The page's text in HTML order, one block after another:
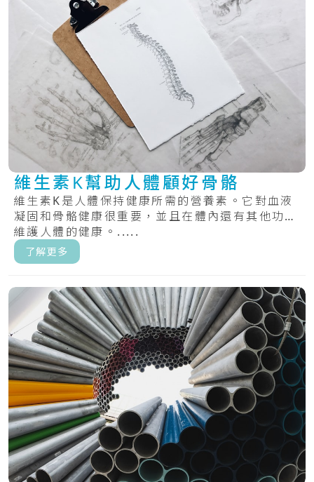
維生素K幫助人體顧好骨骼
維生素K是人體保持健康所需的營養素。它對血液
凝固和骨骼健康很重要，並且在體內還有其他功能
維護人體的健康。.....
了解更多